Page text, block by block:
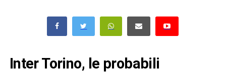
Inter Torino, le probabili